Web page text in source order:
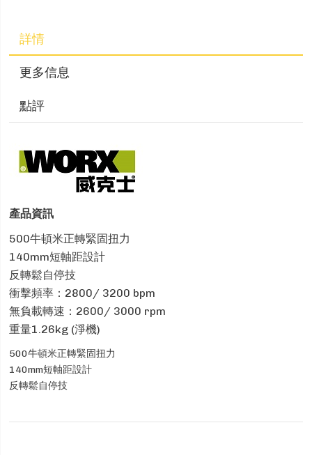
詳情
更多信息
點評
產品資訊
500牛頓米正轉緊固扭力
140mm短軸距設計
反轉鬆自停技
衝擊頻率：2800/ 3200 bpm
無負載轉速：2600/ 3000 rpm
重量1.26kg (淨機)
500牛頓米正轉緊固扭力
140mm短軸距設計
反轉鬆自停技